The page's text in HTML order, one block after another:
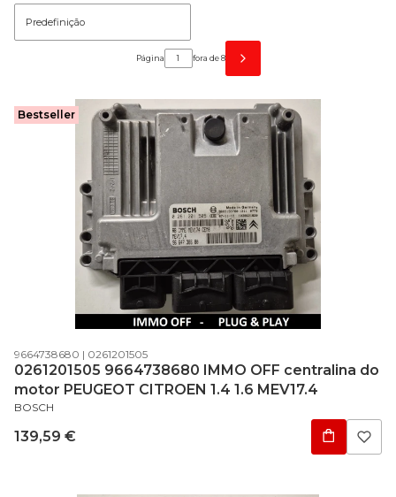
Predefinição
Página fora de 8
Next products
Bestseller
Código do produto
9664738680 Código do fabricante
0261201505
0261201505 9664738680 IMMO OFF centralina do
motor PEUGEOT CITROEN 1.4 1.6 MEV17.4
FABRICANTE
BOSCH
Preço
139,59 €